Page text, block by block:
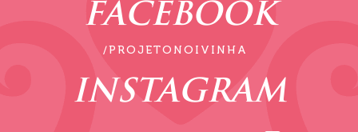
FACEBOOK
/PROJETONOIVINHA
INSTAGRAM